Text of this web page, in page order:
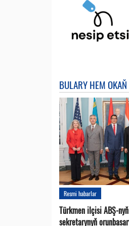
BULARY HEM OKAŇ
Resmi habarlar
Türkmen ilçisi ABŞ-
sekretarynyň